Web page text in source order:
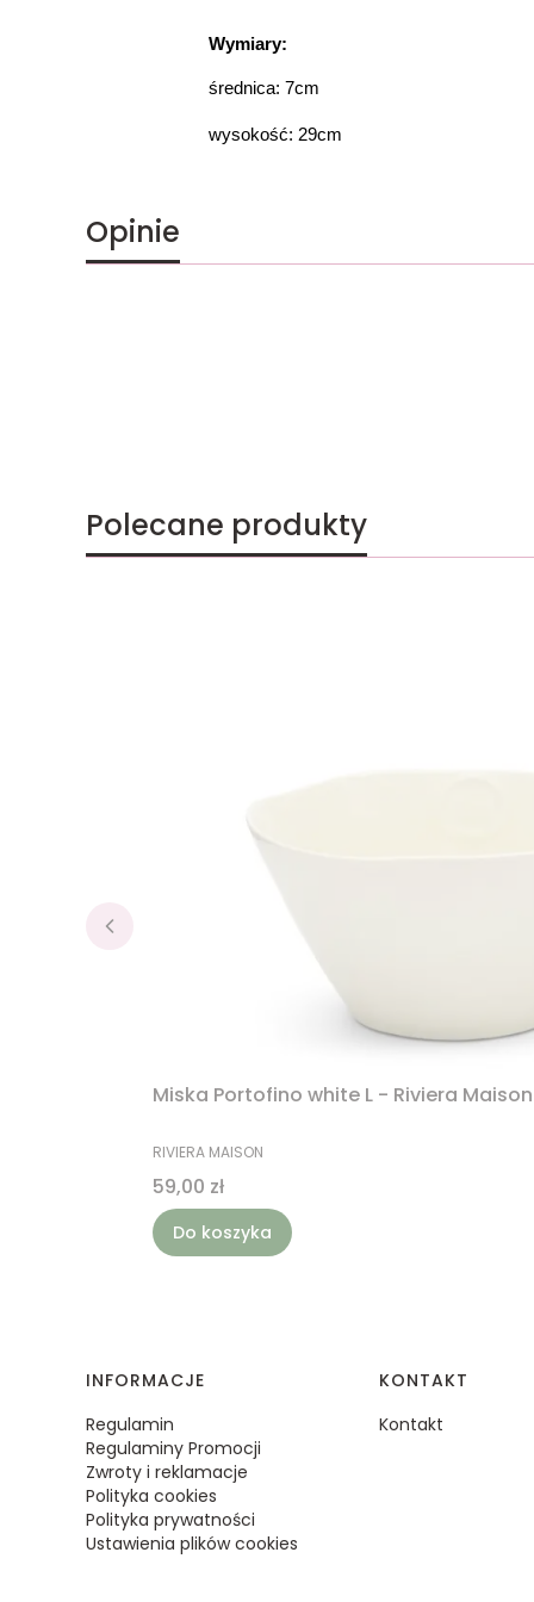
Wymiary:
średnica: 7cm
wysokość: 29cm
Opinie
Polecane produkty
Miska Portofino white L - Riviera Maison
PRODUCENT
RIVIERA MAISON
Cena
59,00 zł
Do koszyka
Linki w stopce
INFORMACJE
Regulamin
Regulaminy Promocji
Zwroty i reklamacje
Polityka cookies
Polityka prywatności
Ustawienia plików cookies
KONTAKT
Kontakt